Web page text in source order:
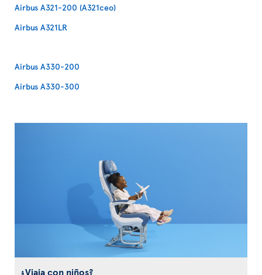
Airbus A321-200 (A321ceo)
Airbus A321LR
Airbus A330-200
Airbus A330-300
¿Viaja con niños?